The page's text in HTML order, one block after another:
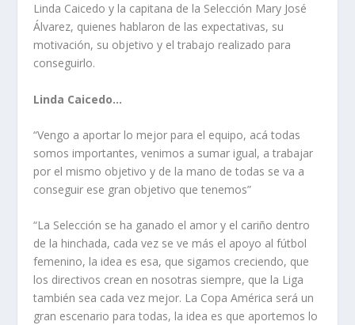
Linda Caicedo y la capitana de la Selección Mary José
Álvarez, quienes hablaron de las expectativas, su
motivación, su objetivo y el trabajo realizado para
conseguirlo.
Linda Caicedo…
“Vengo a aportar lo mejor para el equipo, acá todas
somos importantes, venimos a sumar igual, a trabajar
por el mismo objetivo y de la mano de todas se va a
conseguir ese gran objetivo que tenemos”
“La Selección se ha ganado el amor y el cariño dentro
de la hinchada, cada vez se ve más el apoyo al fútbol
femenino, la idea es esa, que sigamos creciendo, que
los directivos crean en nosotras siempre, que la Liga
también sea cada vez mejor. La Copa América será un
gran escenario para todas, la idea es que aportemos lo